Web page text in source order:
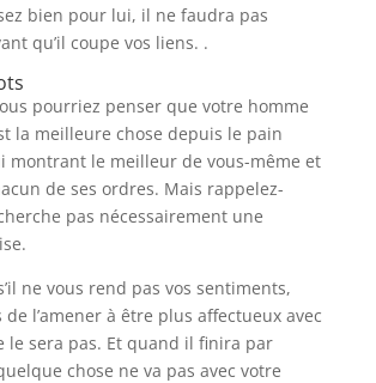
bien pour lui, il ne faudra pas
qu’il coupe vos liens. .
pourriez penser que votre homme
la meilleure chose depuis le pain
montrant le meilleur de vous-même et
de ses ordres. Mais rappelez-
pas nécessairement une
ne vous rend pas vos sentiments,
de l’amener à être plus affectueux avec
le sera pas. Et quand il finira par
chose ne va pas avec votre